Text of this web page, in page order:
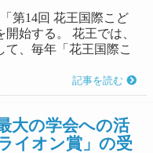
第14回 花王国際こど
始する。 花王では、
、毎年「花王国際こ
記事を読む
大の学会への活
イオン賞」の受